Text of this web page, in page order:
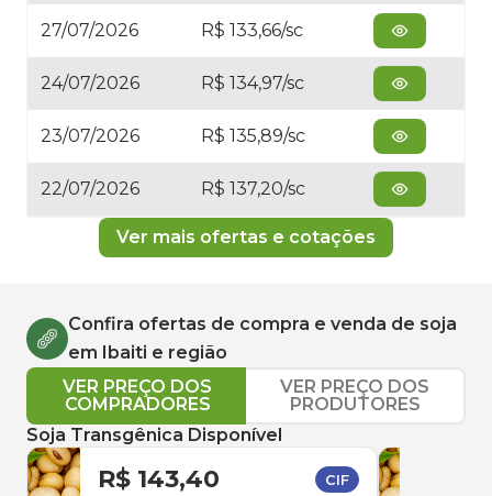
27/07/2026 R$ 133,66/sc
24/07/2026 R$ 134,97/sc
23/07/2026 R$ 135,89/sc
22/07/2026 R$ 137,20/sc
Ver mais ofertas e cotações
Confira ofertas de compra e venda de soja
em Ibaiti e região
VER PREÇO DOS
COMPRADORES
VER PREÇO DOS
PRODUTORES
Soja Transgênica Disponível
R$ 143,40 CIF